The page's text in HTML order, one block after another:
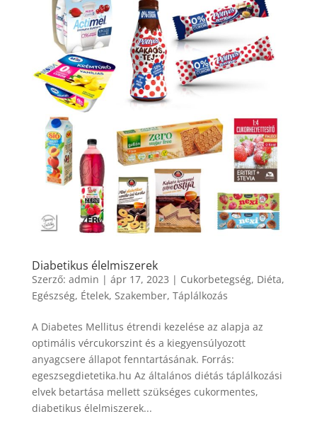
Diabetikus élelmiszerek
Szerző: admin | ápr 17, 2023 | Cukorbetegség, Diéta,
Egészség, Ételek, Szakember, Táplálkozás
A Diabetes Mellitus étrendi kezelése az alapja az
optimális vércukorszint és a kiegyensúlyozott
anyagcsere állapot fenntartásának. Forrás:
egeszsegdietetika.hu Az általános diétás táplálkozási
elvek betartása mellett szükséges cukormentes,
diabetikus élelmiszerek...